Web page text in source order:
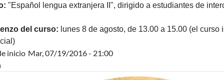
"Español lengua extranjera II", dirigido a estudiantes de
del curso: lunes 8 de agosto, de 13.00 a 15.00 (el
inicio Mar, 07/19/2016 - 21:00